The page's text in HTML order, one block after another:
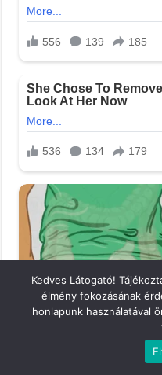
Kedves Látogató!
élmény fokozásának
honlapunk használatával